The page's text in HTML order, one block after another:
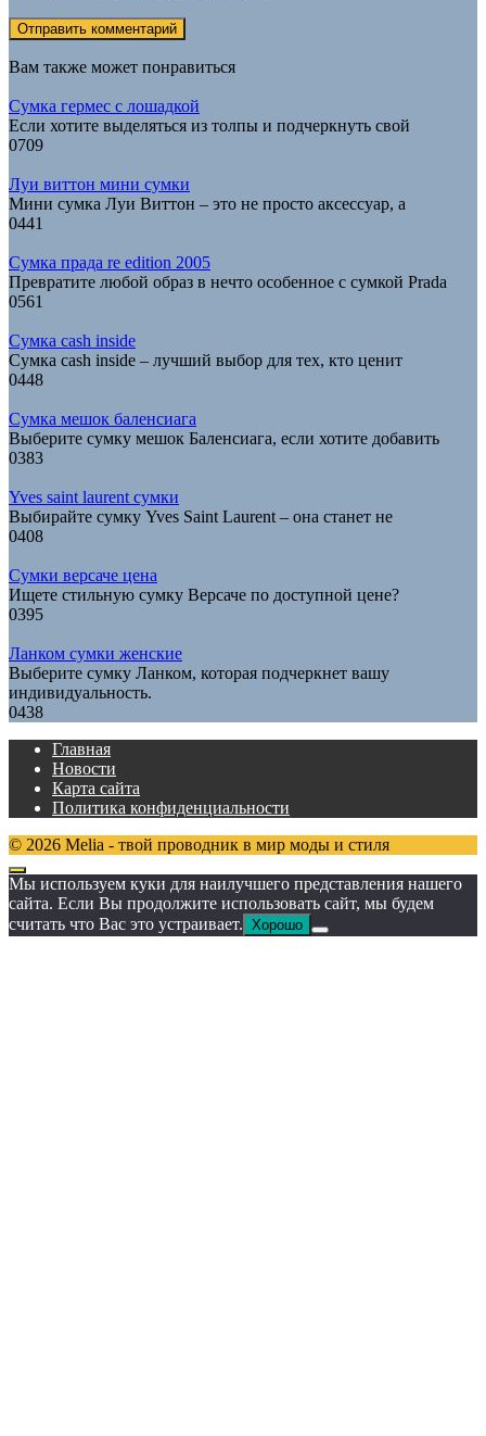
Вам также может понравиться
Сумка гермес с лошадкой
Если хотите выделяться из толпы и подчеркнуть свой
0709
Луи виттон мини сумки
Мини сумка Луи Виттон – это не просто аксессуар, а
0441
Сумка прада re edition 2005
Превратите любой образ в нечто особенное с сумкой Prada
0561
Сумка cash inside
Сумка cash inside – лучший выбор для тех, кто ценит
0448
Сумка мешок баленсиага
Выберите сумку мешок Баленсиага, если хотите добавить
0383
Yves saint laurent сумки
Выбирайте сумку Yves Saint Laurent – она станет не
0408
Сумки версаче цена
Ищете стильную сумку Версаче по доступной цене?
0395
Ланком сумки женские
Выберите сумку Ланком, которая подчеркнет вашу
индивидуальность.
0438
Главная
Новости
Карта сайта
Политика конфиденциальности
© 2026 Melia - твой проводник в мир моды и стиля
Мы используем куки для наилучшего представления нашего
сайта. Если Вы продолжите использовать сайт, мы будем
считать что Вас это устраивает. Хорошо